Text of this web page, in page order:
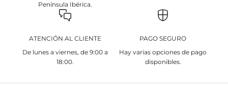
Península Ibérica.
ATENCIÓN AL CLIENTE
De lunes a viernes, de 9:00 a
18:00.
PAGO SEGURO
Hay varias opciones de pago
disponibles.